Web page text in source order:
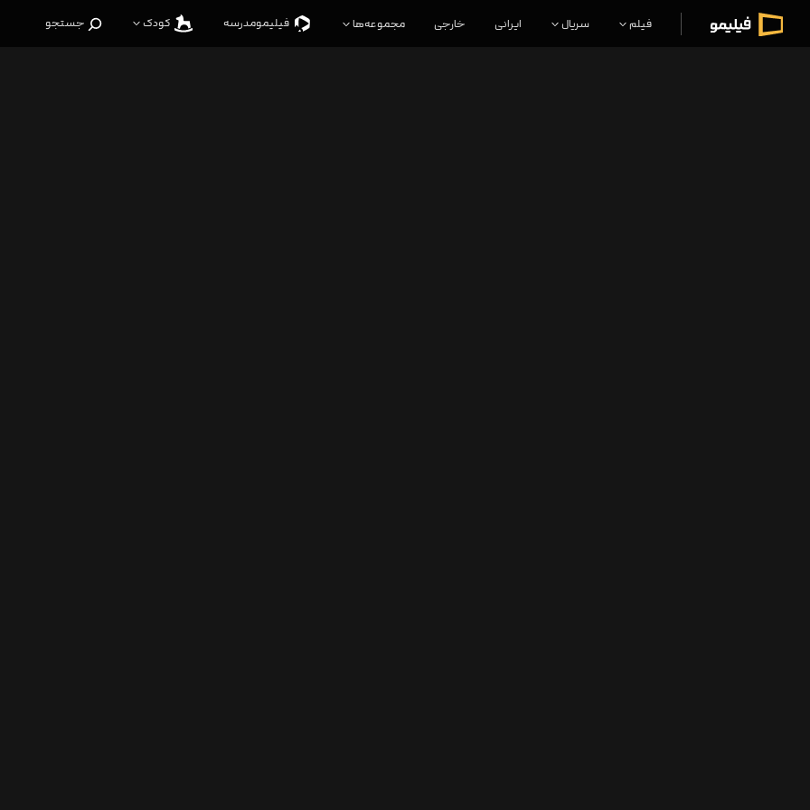
فیلم سریال ایرانی خارجی مجموعه‌ها فیلیمو‌مدرسه کودک جستجو